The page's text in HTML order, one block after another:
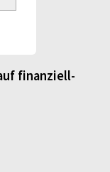
finanziell-